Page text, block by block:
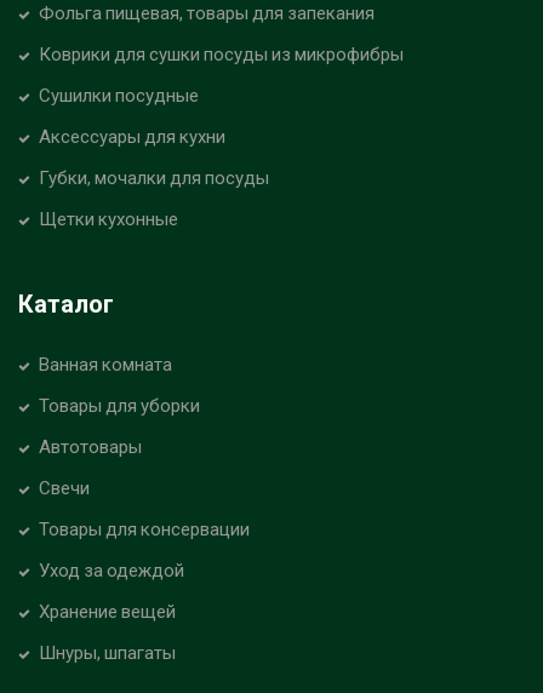
Фольга пищевая, товары для запекания
Коврики для сушки посуды из микрофибры
Сушилки посудные
Аксессуары для кухни
Губки, мочалки для посуды
Щетки кухонные
Каталог
Ванная комната
Товары для уборки
Автотовары
Свечи
Товары для консервации
Уход за одеждой
Хранение вещей
Шнуры, шпагаты